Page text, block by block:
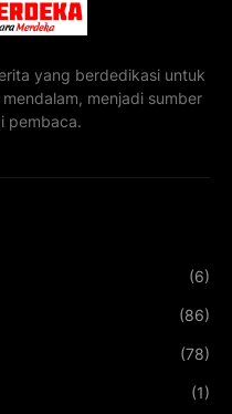
yang berdedikasi untuk
menjadi sumber
pembaca.
(6)
(86)
(78)
(1)